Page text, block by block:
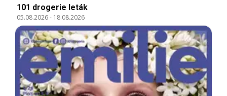
101 drogerie leták
05.08.2026- 18.08.2026